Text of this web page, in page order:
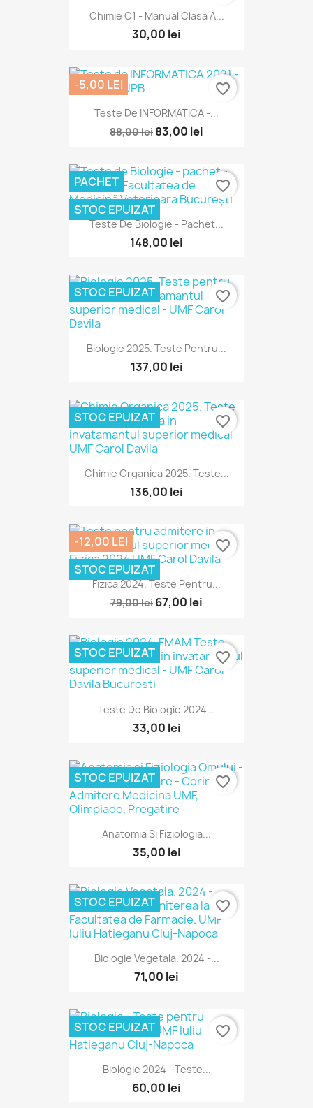
Chimie C1 - Manual Clasa A...
30,00 lei
Teste De INFORMATICA -...
88,00 lei 83,00 lei
-5,00 LEI favorite_border
Teste De Biologie - Pachet...
148,00 lei
PACHET
STOC EPUIZAT
favorite_border
Biologie 2025. Teste Pentru...
137,00 lei
STOC EPUIZAT favorite_border
Chimie Organica 2025. Teste...
136,00 lei
STOC EPUIZAT favorite_border
Fizica 2024. Teste Pentru...
79,00 lei 67,00 lei
-12,00 LEI
STOC EPUIZAT
favorite_border
Teste De Biologie 2024...
33,00 lei
STOC EPUIZAT favorite_border
Anatomia Si Fiziologia...
35,00 lei
STOC EPUIZAT favorite_border
Biologie Vegetala. 2024 -...
71,00 lei
STOC EPUIZAT favorite_border
Biologie 2024 - Teste...
60,00 lei
STOC EPUIZAT favorite_border